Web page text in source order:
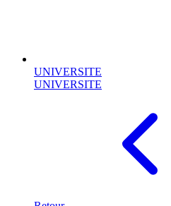
UNIVERSITE
UNIVERSITE